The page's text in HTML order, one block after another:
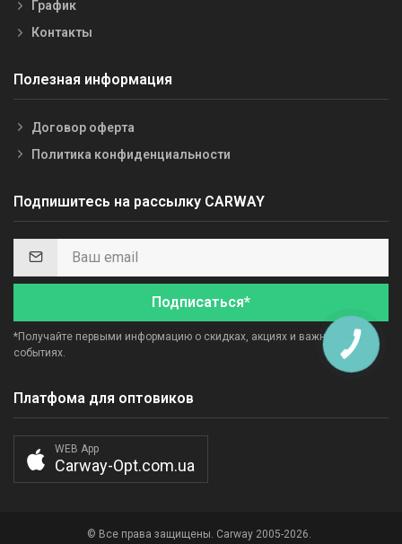
График
Контакты
Полезная информация
Договор оферта
Политика конфиденциальности
Подпишитесь на рассылку CARWAY
Подписаться*
*Получайте первыми информацию о скидках, акциях и важных
событиях.
Платфома для оптовиков
WEB App
Carway-Opt.com.ua
© Все права защищены. Carway 2005-2026.
КНОПКА
СВЯЗИ